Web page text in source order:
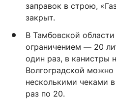
заправок в строю,
закрыт.
В Тамбовской области
ограничением — 20
один раз, в канистры
Волгоградской можно
несколькими чеками
раз по 20.